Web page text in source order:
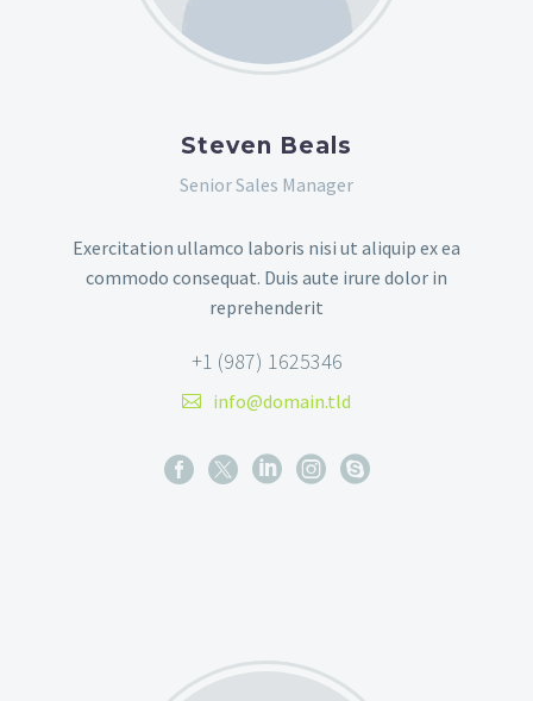
Steven Beals
Senior Sales Manager
Exercitation ullamco laboris nisi ut aliquip ex ea
commodo consequat. Duis aute irure dolor in
reprehenderit
+1 (987) 1625346
info@domain.tld